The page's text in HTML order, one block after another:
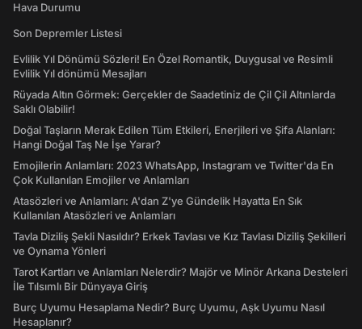
Hava Durumu
Son Depremler Listesi
Evlilik Yıl Dönümü Sözleri! En Özel Romantik, Duygusal ve Resimli
Evlilik Yıl dönümü Mesajları
Rüyada Altın Görmek: Gerçekler de Saadetiniz de Çil Çil Altınlarda
Saklı Olabilir!
Doğal Taşların Merak Edilen Tüm Etkileri, Enerjileri ve Şifa Alanları:
Hangi Doğal Taş Ne İşe Yarar?
Emojilerin Anlamları: 2023 WhatsApp, Instagram ve Twitter'da En
Çok Kullanılan Emojiler ve Anlamları
Atasözleri ve Anlamları: A'dan Z'ye Gündelik Hayatta En Sık
Kullanılan Atasözleri ve Anlamları
Tavla Diziliş Şekli Nasıldır? Erkek Tavlası ve Kız Tavlası Diziliş Şekilleri
ve Oynama Yönleri
Tarot Kartları ve Anlamları Nelerdir? Majör ve Minör Arkana Desteleri
İle Tılsımlı Bir Dünyaya Giriş
Burç Uyumu Hesaplama Nedir? Burç Uyumu, Aşk Uyumu Nasıl
Hesaplanır?